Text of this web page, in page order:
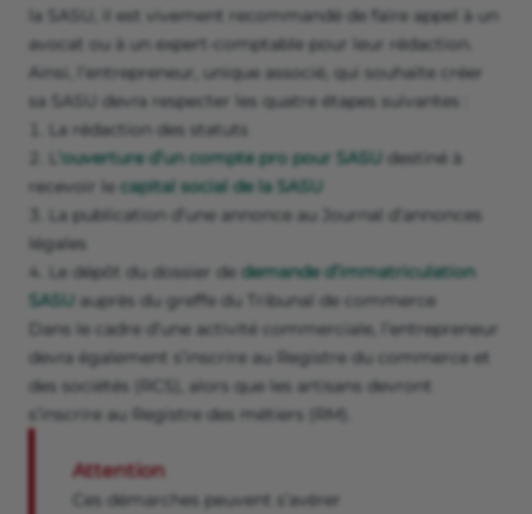
la SASU, il est vivement recommandé de faire appel à un
avocat ou à un expert-comptable pour leur rédaction.
Ainsi, l’entrepreneur, unique associé, qui souhaite créer
sa SASU devra respecter les quatre étapes suivantes :
La rédaction des statuts
'ouverture d’un compte pro pour SASU destiné à
recevoir le capital social de la SASU
La publication d’une annonce au Journal d’annonces
légales
Le dépôt du dossier de demande d’immatriculation
SASU auprès du greffe du Tribunal de commerce
Dans le cadre d’une activité commerciale, l’entrepreneur
devra également s’inscrire au Registre du commerce et
des sociétés (RCS), alors que les artisans devront
s’inscrire au Registre des métiers (RM).
Attention
Ces démarches peuvent s’avérer